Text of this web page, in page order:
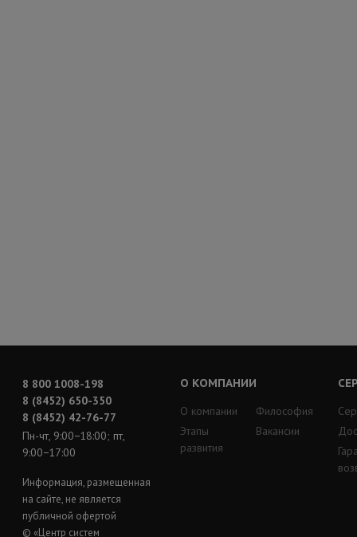
8 800 1008-198
8 (8452) 650-350
8 (8452) 42-76-77
Пн-чт, 9:00−18:00; пт,
9:00−17:00
Информация, размещенная
на сайте, не является
публичной офертой
© «Центр систем
О КОМПАНИИ
О компании
Этапы
развития
Философия
Вакансии